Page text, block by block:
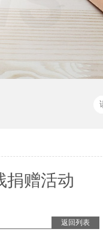
捐赠活动
返回列表